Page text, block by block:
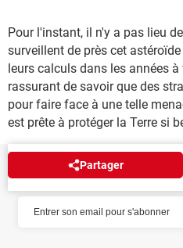
Pour l'instant, il n'y a pas lieu
surveillent de près cet
leurs calculs dans les années
rassurant de savoir que des
pour faire face à une telle
est prête à protéger la Terre si
Partager
NEWSLETTER